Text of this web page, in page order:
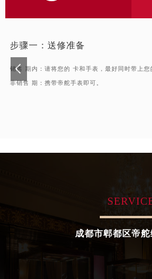
步骤一： 送修准备
销售 期内：请将您的 卡和手表，最好同时带上您
非销售 期：携带帝舵手表即可。
成都市郫都区帝